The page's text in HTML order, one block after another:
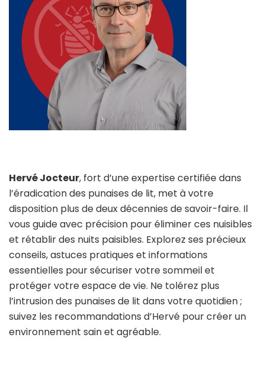
Hervé Jocteur, fort d’une expertise certifiée dans
l’éradication des punaises de lit, met à votre
disposition plus de deux décennies de savoir-faire. Il
vous guide avec précision pour éliminer ces nuisibles
et rétablir des nuits paisibles. Explorez ses précieux
conseils, astuces pratiques et informations
essentielles pour sécuriser votre sommeil et
protéger votre espace de vie. Ne tolérez plus
l’intrusion des punaises de lit dans votre quotidien ;
suivez les recommandations d’Hervé pour créer un
environnement sain et agréable.